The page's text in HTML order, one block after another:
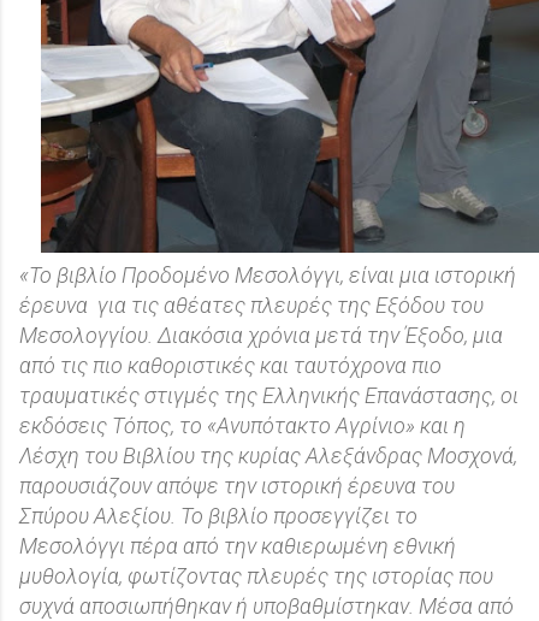
«Το βιβλίο Προδομένο Μεσολόγγι, είναι μια ιστορική
έρευνα για τις αθέατες πλευρές της Εξόδου του
Μεσολογγίου. Διακόσια χρόνια μετά την Έξοδο, μια
από τις πιο καθοριστικές και ταυτόχρονα πιο
τραυματικές στιγμές της Ελληνικής Επανάστασης, οι
εκδόσεις Τόπος, το «Ανυπότακτο Αγρίνιο» και η
Λέσχη του Βιβλίου της κυρίας Αλεξάνδρας Μοσχονά,
παρουσιάζουν απόψε την ιστορική έρευνα του
Σπύρου Αλεξίου. Το βιβλίο προσεγγίζει το
Μεσολόγγι πέρα από την καθιερωμένη εθνική
μυθολογία, φωτίζοντας πλευρές της ιστορίας που
συχνά αποσιωπήθηκαν ή υποβαθμίστηκαν. Μέσα από